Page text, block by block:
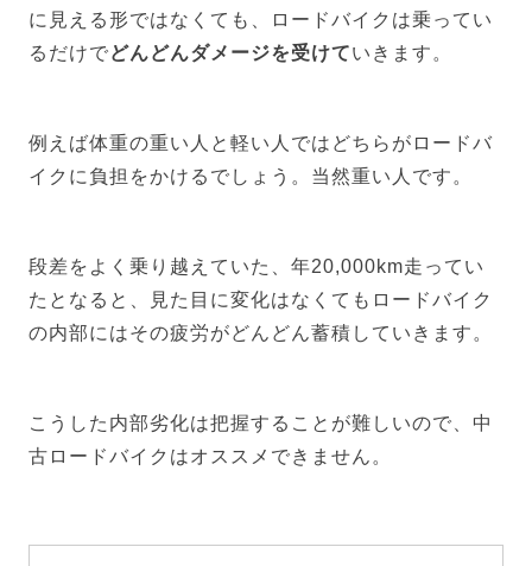
に見える形ではなくても、ロードバイクは乗ってい
るだけでどんどんダメージを受けていきます。
例えば体重の重い人と軽い人ではどちらがロードバ
イクに負担をかけるでしょう。当然重い人です。
段差をよく乗り越えていた、年20,000km走ってい
たとなると、見た目に変化はなくてもロードバイク
の内部にはその疲労がどんどん蓄積していきます。
こうした内部劣化は把握することが難しいので、中
古ロードバイクはオススメできません。